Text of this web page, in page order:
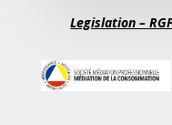
Legislation –